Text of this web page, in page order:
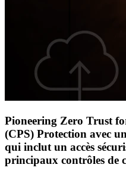
Pioneering Zero Trust
(CPS) Protection avec
qui inclut un accès
principaux contrôles de